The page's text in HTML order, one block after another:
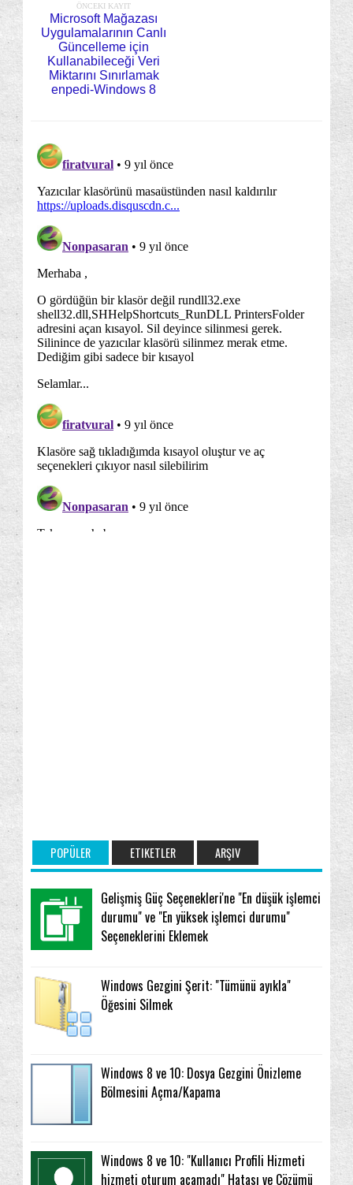
ÖNCEKI KAYIT
Microsoft Mağazası
Uygulamalarının Canlı
Güncelleme için
Kullanabileceği Veri
Miktarını Sınırlamak
enpedi-Windows 8
POPÜLER ETIKETLER ARŞIV
Gelişmiş Güç Seçenekleri'ne "En düşük işlemci
durumu" ve "En yüksek işlemci durumu"
Seçeneklerini Eklemek
Windows Gezgini Şerit: "Tümünü ayıkla"
Öğesini Silmek
Windows 8 ve 10: Dosya Gezgini Önizleme
Bölmesini Açma/Kapama
Windows 8 ve 10: "Kullanıcı Profili Hizmeti
hizmeti oturum açamadı" Hatası ve Çözümü